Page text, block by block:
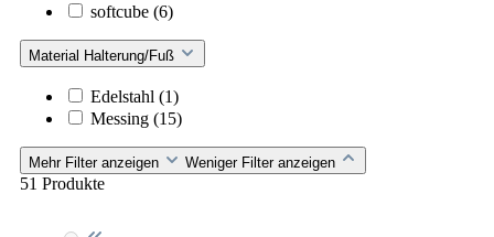
softcube (6)
Material Halterung/Fuß
Edelstahl (1)
Messing (15)
Mehr Filter anzeigen Weniger Filter anzeigen
51 Produkte